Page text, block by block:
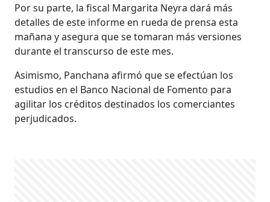
Por su parte, la fiscal Margarita Neyra dará más
detalles de este informe en rueda de prensa esta
mañana y asegura que se tomaran más versiones
durante el transcurso de este mes.
Asimismo, Panchana afirmó que se efectúan los
estudios en el Banco Nacional de Fomento para
agilitar los créditos destinados los comerciantes
perjudicados.